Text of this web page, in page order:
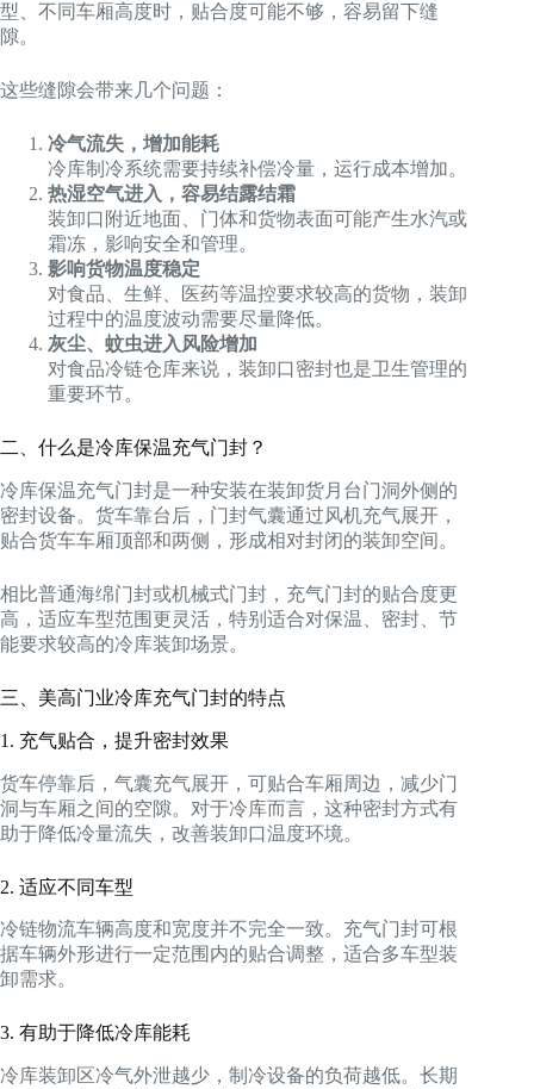
型、不同车厢高度时，贴合度可能不够，容易留下缝
隙。
这些缝隙会带来几个问题：
冷气流失，增加能耗
冷库制冷系统需要持续补偿冷量，运行成本增加。
热湿空气进入，容易结露结霜
装卸口附近地面、门体和货物表面可能产生水汽或
霜冻，影响安全和管理。
影响货物温度稳定
对食品、生鲜、医药等温控要求较高的货物，装卸
过程中的温度波动需要尽量降低。
灰尘、蚊虫进入风险增加
对食品冷链仓库来说，装卸口密封也是卫生管理的
重要环节。
二、什么是冷库保温充气门封？
冷库保温充气门封是一种安装在装卸货月台门洞外侧的
密封设备。货车靠台后，门封气囊通过风机充气展开，
贴合货车车厢顶部和两侧，形成相对封闭的装卸空间。
相比普通海绵门封或机械式门封，充气门封的贴合度更
高，适应车型范围更灵活，特别适合对保温、密封、节
能要求较高的冷库装卸场景。
三、美高门业冷库充气门封的特点
1. 充气贴合，提升密封效果
货车停靠后，气囊充气展开，可贴合车厢周边，减少门
洞与车厢之间的空隙。对于冷库而言，这种密封方式有
助于降低冷量流失，改善装卸口温度环境。
2. 适应不同车型
冷链物流车辆高度和宽度并不完全一致。充气门封可根
据车辆外形进行一定范围内的贴合调整，适合多车型装
卸需求。
3. 有助于降低冷库能耗
冷库装卸区冷气外泄越少，制冷设备的负荷越低。长期